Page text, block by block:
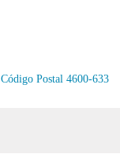
Código Postal 4600-633